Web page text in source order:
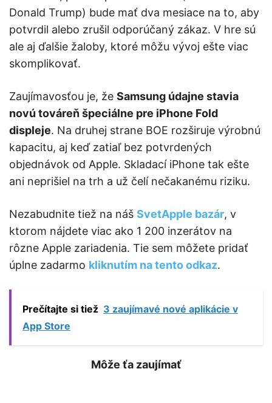
Donald Trump) bude mať dva mesiace na to, aby
potvrdil alebo zrušil odporúčaný zákaz. V hre sú
ale aj ďalšie žaloby, ktoré môžu vývoj ešte viac
skomplikovať.
Zaujímavosťou je, že Samsung údajne stavia
novú továreň špeciálne pre iPhone Fold
displeje. Na druhej strane BOE rozširuje výrobnú
kapacitu, aj keď zatiaľ bez potvrdených
objednávok od Apple. Skladací iPhone tak ešte
ani neprišiel na trh a už čelí nečakanému riziku.
Nezabudnite tiež na náš SvetApple bazár, v
ktorom nájdete viac ako 1 200 inzerátov na
rôzne Apple zariadenia. Tie sem môžete pridať
úplne zadarmo kliknutím na tento odkaz.
Prečítajte si tiež 3 zaujímavé nové aplikácie v
App Store
Môže ťa zaujímať